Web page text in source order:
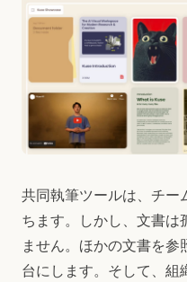
共同執筆ツールは、チー
ちます。しかし、文書は
ません。ほかの文書を
台にします。そして、組